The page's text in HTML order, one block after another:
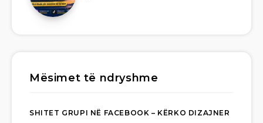
Mësimet të ndryshme
SHITET GRUPI NË FACEBOOK – KËRKO DIZAJNER